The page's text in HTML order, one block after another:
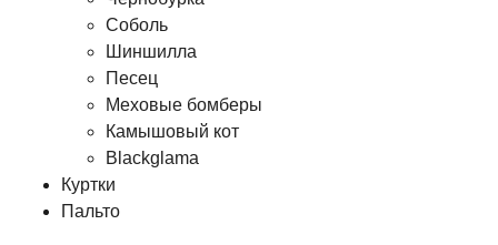
Соболь
Шиншилла
Песец
Меховые бомберы
Камышовый кот
Blackglama
Куртки
Пальто